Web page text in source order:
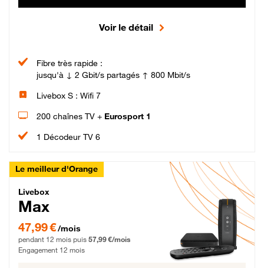
Voir le détail
Fibre très rapide :
jusqu'à ↓ 2 Gbit/s partagés ↑ 800 Mbit/s
Livebox S : Wifi 7
200 chaînes TV + Eurosport 1
1 Décodeur TV 6
Le meilleur d'Orange
Livebox Max Fibre
Livebox
Max
47,99 € par mois pendant 12 mois puis 57,99 € par mois, Engagement 12 mois
47,99 €/mois
pendant 12 mois puis 57,99 €/mois
Engagement 12 mois